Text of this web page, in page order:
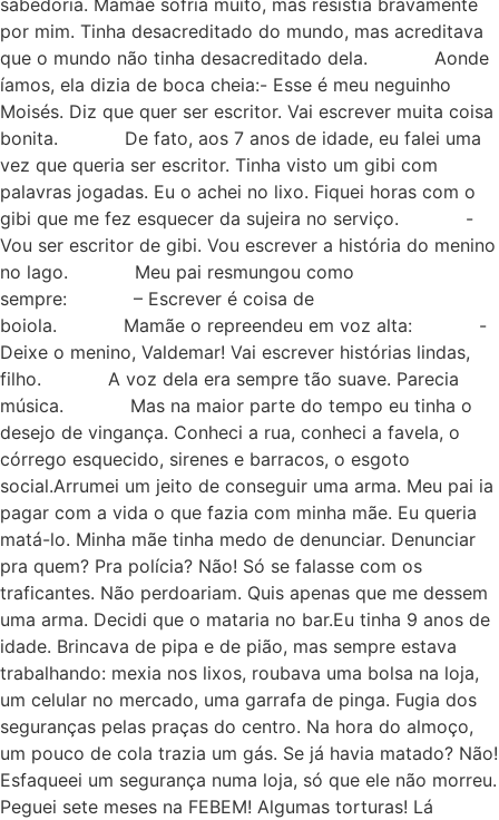
por mim. Tinha desacreditado do mundo, mas acreditava
que o mundo não tinha desacreditado dela. Aonde
íamos, ela dizia de boca cheia:- Esse é meu neguinho
Moisés. Diz que quer ser escritor. Vai escrever muita coisa
bonita. De fato, aos 7 anos de idade, eu falei uma
vez que queria ser escritor. Tinha visto um gibi com
palavras jogadas. Eu o achei no lixo. Fiquei horas com o
gibi que me fez esquecer da sujeira no serviço. -
Vou ser escritor de gibi. Vou escrever a história do menino
no lago. Meu pai resmungou como
sempre: – Escrever é coisa de
boiola. Mamãe o repreendeu em voz alta: -
Deixe o menino, Valdemar! Vai escrever histórias lindas,
filho. A voz dela era sempre tão suave. Parecia
música. Mas na maior parte do tempo eu tinha o
desejo de vingança. Conheci a rua, conheci a favela, o
córrego esquecido, sirenes e barracos, o esgoto
social.Arrumei um jeito de conseguir uma arma. Meu pai ia
pagar com a vida o que fazia com minha mãe. Eu queria
matá-lo. Minha mãe tinha medo de denunciar. Denunciar
pra quem? Pra polícia? Não! Só se falasse com os
traficantes. Não perdoariam. Quis apenas que me dessem
uma arma. Decidi que o mataria no bar.Eu tinha 9 anos de
idade. Brincava de pipa e de pião, mas sempre estava
trabalhando: mexia nos lixos, roubava uma bolsa na loja,
um celular no mercado, uma garrafa de pinga. Fugia dos
seguranças pelas praças do centro. Na hora do almoço,
um pouco de cola trazia um gás. Se já havia matado? Não!
Esfaqueei um segurança numa loja, só que ele não morreu.
Peguei sete meses na FEBEM! Algumas torturas! Lá